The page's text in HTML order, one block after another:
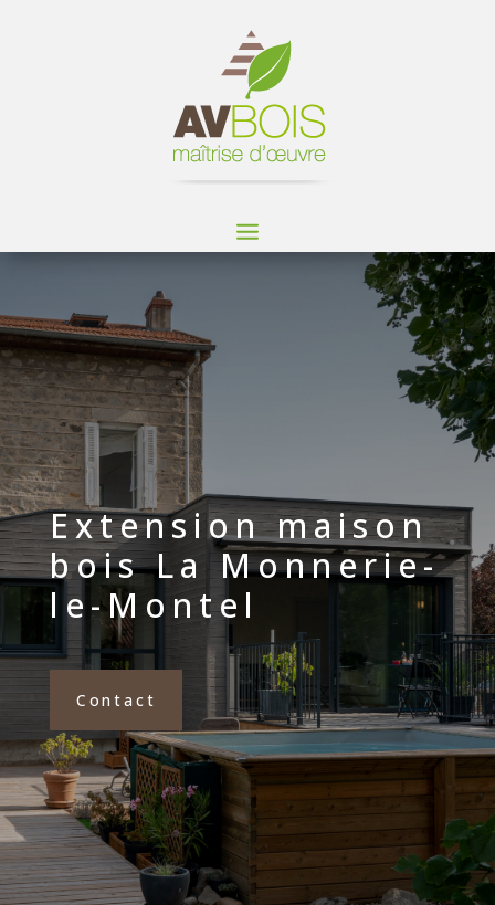
Extension maison
bois La Monnerie-
le-Montel
Contact